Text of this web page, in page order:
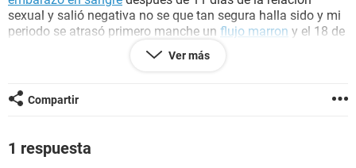
sexual y salió negativa no se que tan segura halla sido y mi
periodo se atrasó primero manche un flujo marron y el 18 de
enero ya menstrué pero no se tengo la duda si puedo
o si hice muy rápido la prueba. Por favor o
Ver más
Compartir
1 respuesta